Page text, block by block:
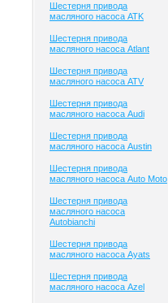
Шестерня привода
масляного насоса ATK
Шестерня привода
масляного насоса Atlant
Шестерня привода
масляного насоса ATV
Шестерня привода
масляного насоса Audi
Шестерня привода
масляного насоса Austin
Шестерня привода
масляного насоса Auto Moto
Шестерня привода
масляного насоса
Autobianchi
Шестерня привода
масляного насоса Ayats
Шестерня привода
масляного насоса Azel